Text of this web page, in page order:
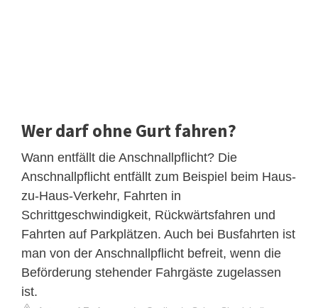
Wer darf ohne Gurt fahren?
Wann entfällt die Anschnallpflicht? Die
Anschnallpflicht entfällt zum Beispiel beim Haus-
zu-Haus-Verkehr, Fahrten in
Schrittgeschwindigkeit, Rückwärtsfahren und
Fahrten auf Parkplätzen. Auch bei Busfahrten ist
man von der Anschnallpflicht befreit, wenn die
Beförderung stehender Fahrgäste zugelassen
ist.